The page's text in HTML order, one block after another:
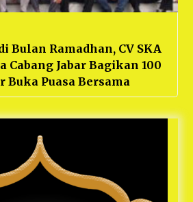
Bulan Ramadhan, CV SKA
Bagikan 100
Buka Puasa Bersama